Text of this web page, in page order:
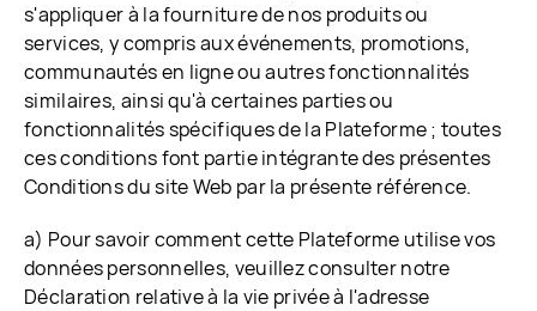
s'appliquer à la fourniture de nos produits ou
services, y compris aux événements, promotions,
communautés en ligne ou autres fonctionnalités
similaires, ainsi qu'à certaines parties ou
fonctionnalités spécifiques de la Plateforme ; toutes
ces conditions font partie intégrante des présentes
Conditions du site Web par la présente référence.
a) Pour savoir comment cette Plateforme utilise vos
données personnelles, veuillez consulter notre
Déclaration relative à la vie privée à l'adresse